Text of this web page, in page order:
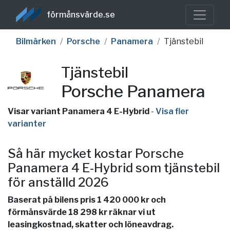
förmånsvärde.se
Bilmärken Porsche Panamera Tjänstebil
Tjänstebil
Porsche Panamera
Visar variant Panamera 4 E-Hybrid - Visa fler
varianter
Så här mycket kostar Porsche
Panamera 4 E-Hybrid som tjänstebil
för anställd 2026
Baserat på bilens pris 1 420 000 kr och
förmånsvärde 18 298 kr räknar vi ut
leasingkostnad, skatter och löneavdrag.